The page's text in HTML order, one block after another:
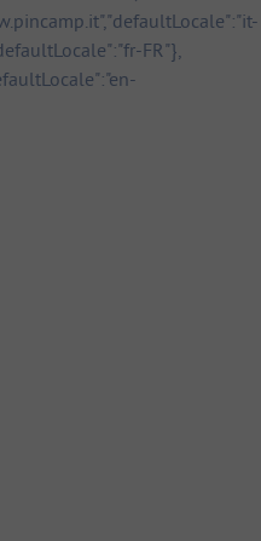
FR"},